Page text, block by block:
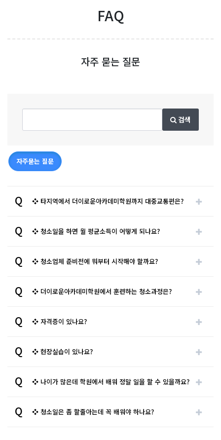
FAQ
자주 묻는 질문
검색
자주묻는 질문
Q ❖ 타지역에서 더이로운아카데미학원까지 대중교통편은?
Q ❖ 청소일을 하면 월 평균소득이 어떻게 되나요?
Q ❖ 청소업체 준비전에 뭐부터 시작해야 할까요?
Q ❖ 더이로운아카데미학원에서 훈련하는 청소과정은?
Q ❖ 자격증이 있나요?
Q ❖ 현장실습이 있나요?
Q ❖ 나이가 많은데 학원에서 배워 정말 일을 할 수 있을까요?
Q ❖ 청소일은 좀 할줄아는데 꼭 배워야 하나요?